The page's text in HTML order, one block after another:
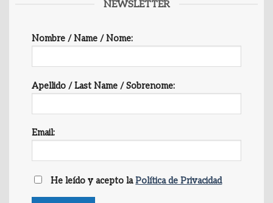
NEWSLETTER
Nombre / Name / Nome:
Apellido / Last Name / Sobrenome:
Email:
He leído y acepto laPolítica de Privacidad